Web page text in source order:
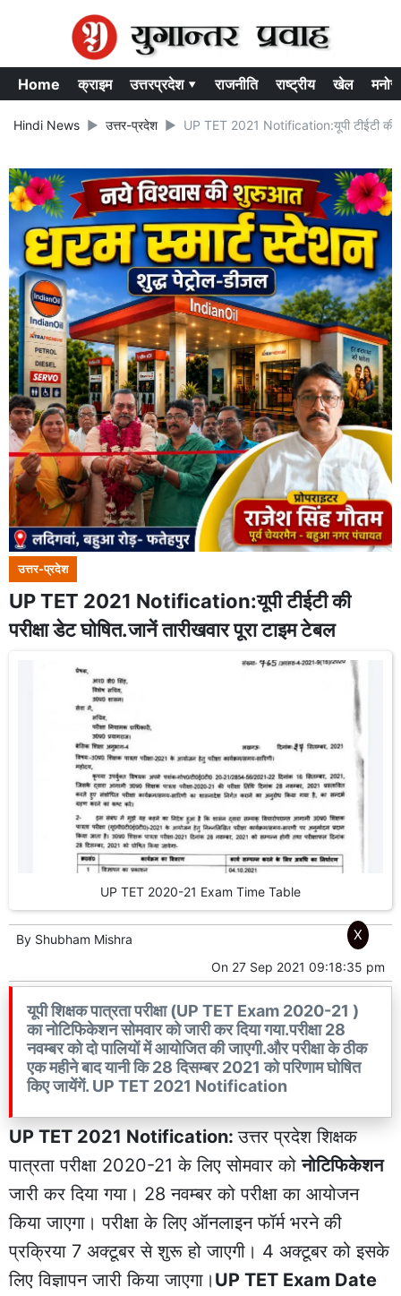
Home क्राइम उत्तरप्रदेश ▾ राजनीति राष्ट्रीय खेल
Hindi News उत्तर-प्रदेश UP TET 2021 Notification:यूपी टीईटी की
उत्तर-प्रदेश
UP TET 2021 Notification:यूपी टीईटी की
परीक्षा डेट घोषित.जानें तारीखवार पूरा टाइम टेबल
UP TET 2020-21 Exam Time Table
By Shubham Mishra
On 27 Sep 2021 09:18:35 pm
यूपी शिक्षक पात्रता परीक्षा (UP TET Exam 2020-21 )
का नोटिफिकेशन सोमवार को जारी कर दिया गया.परीक्षा 28
नवम्बर को दो पालियों में आयोजित की जाएगी.और परीक्षा के ठीक
एक महीने बाद यानी कि 28 दिसम्बर 2021 को परिणाम घोषित
किए जायेंगें. UP TET 2021 Notification
UP TET 2021 Notification:उत्तर प्रदेश शिक्षक
पात्रता परीक्षा 2020-21 के लिए सोमवार कोनोटिफिकेशन
जारी कर दिया गया। 28 नवम्बर को परीक्षा का आयोजन
किया जाएगा। परीक्षा के लिए ऑनलाइन फॉर्म भरने की
प्रक्रिया 7 अक्टूबर से शुरू हो जाएगी। 4 अक्टूबर को इसके
लिए विज्ञापन जारी किया जाएगा। UP TET Exam Date
X